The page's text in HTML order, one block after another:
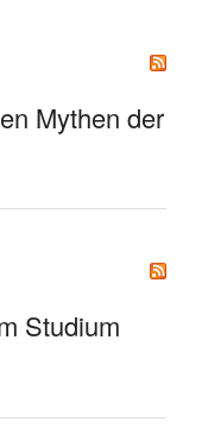
Mythen der
Studium